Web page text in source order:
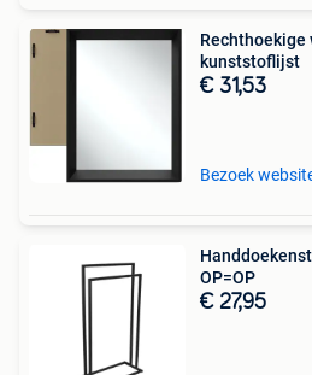
Rechthoekige
kunststoflijst
€ 31,53
Bezoek
OP=OP
€ 27,95